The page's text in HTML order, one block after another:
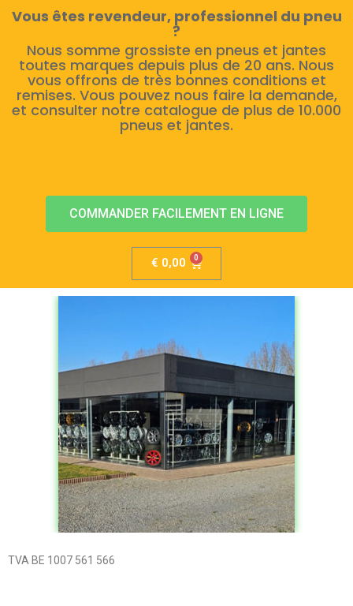
Vous êtes revendeur, professionnel du pneu
?
Nous somme grossiste en pneus et jantes
toutes marques depuis plus de 20 ans. Nous
vous offrons de très bonnes conditions et
remises. Vous pouvez nous faire la demande,
et consulter notre catalogue de plus de 10.000
pneus et jantes.
COMMANDER FACILEMENT EN LIGNE
€ 0,00
TVA BE 1007 561 566